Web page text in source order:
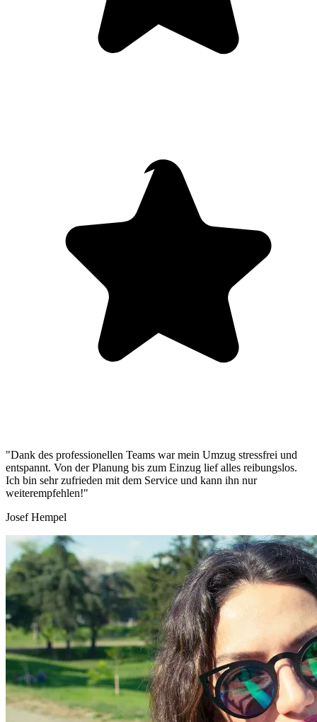
"Dank des professionellen Teams war mein Umzug stressfrei und
entspannt. Von der Planung bis zum Einzug lief alles reibungslos.
Ich bin sehr zufrieden mit dem Service und kann ihn nur
weiterempfehlen!"
Josef Hempel